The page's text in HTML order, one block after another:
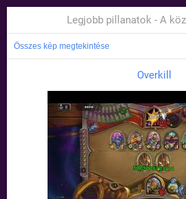
Legjobb pillanatok - A
Összes kép megtekintése
Overkill